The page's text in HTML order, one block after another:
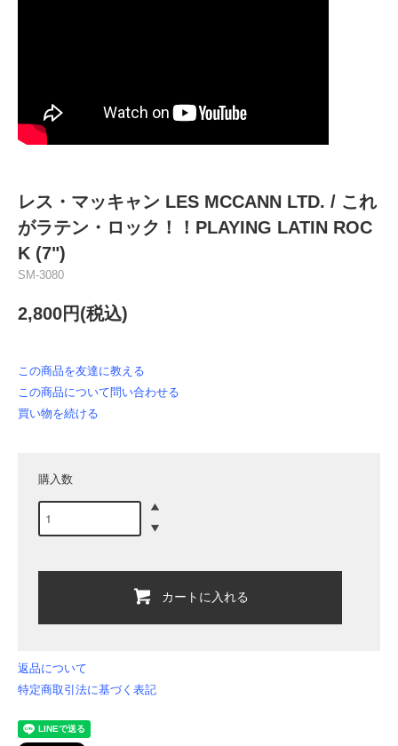
レス・マッキャン LES MCCANN LTD. / これ
がラテン・ロック！！PLAYING LATIN ROC
K (7")
SM-3080
2,800円(税込)
この商品を友達に教える
この商品について問い合わせる
買い物を続ける
購入数
カートに入れる
返品について
特定商取引法に基づく表記